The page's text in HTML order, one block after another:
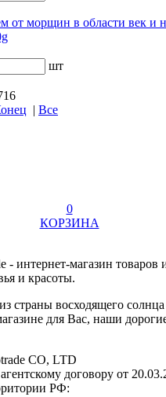
от морщин в области век и
шт
| Все
0
КОРЗИНА
- интернет-магазин товаров
и красоты.
страны восходящего солнца
для Вас, наши
CO, LTD
договору от
РФ: